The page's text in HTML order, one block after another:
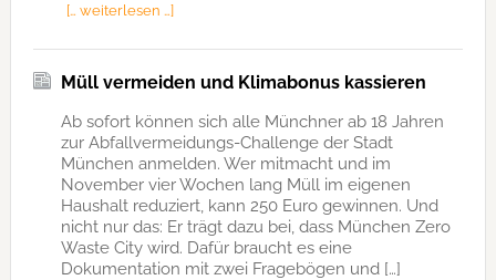
[… weiterlesen …]
Müll vermeiden und Klimabonus kassieren
Ab sofort können sich alle Münchner ab 18 Jahren
zur Abfallvermeidungs-Challenge der Stadt
München anmelden. Wer mitmacht und im
November vier Wochen lang Müll im eigenen
Haushalt reduziert, kann 250 Euro gewinnen. Und
nicht nur das: Er trägt dazu bei, dass München Zero
Waste City wird. Dafür braucht es eine
Dokumentation mit zwei Fragebögen und […]